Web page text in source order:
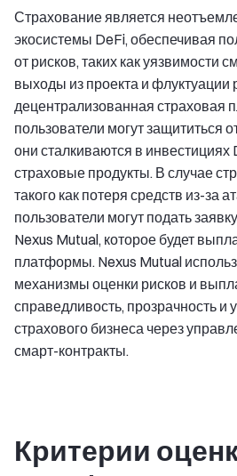
Страхование является
экосистемы DeFi, обеспечивая
от рисков, таких как уязвимости
выходы из проекта и флуктуации
децентрализованная страховая
пользователи могут защититься
они сталкиваются в инвестициях
страховые продукты. В случае
такого как потеря средств из-за
пользователи могут подать
Nexus Mutual, которое будет
платформы. Nexus Mutual
механизмы оценки рисков и
справедливость, прозрачность и
страхового бизнеса через
смарт-контракты.
Критерии